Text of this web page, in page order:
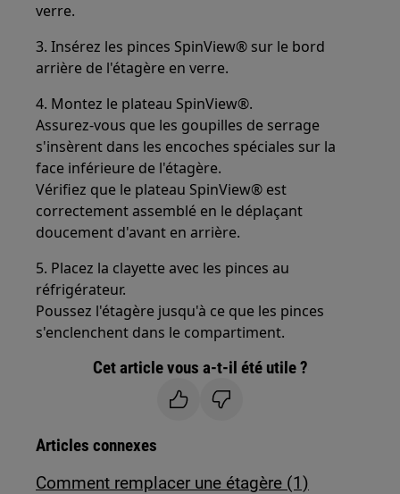
verre.
3. Insérez les pinces SpinView® sur le bord
arrière de l'étagère en verre.
4. Montez le plateau SpinView®.
Assurez-vous que les goupilles de serrage
s'insèrent dans les encoches spéciales sur la
face inférieure de l'étagère.
Vérifiez que le plateau SpinView® est
correctement assemblé en le déplaçant
doucement d'avant en arrière.
5. Placez la clayette avec les pinces au
réfrigérateur.
Poussez l'étagère jusqu'à ce que les pinces
s'enclenchent dans le compartiment.
Cet article vous a-t-il été utile ?
Articles connexes
Comment remplacer une étagère (1)